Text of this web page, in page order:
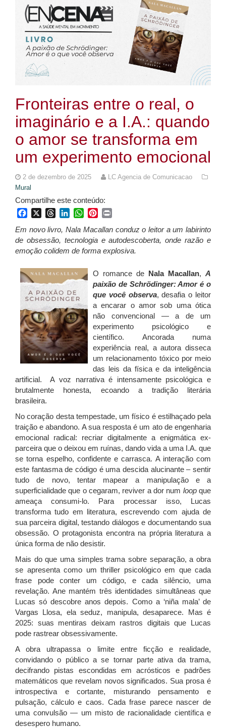
Fronteiras entre o real, o
imaginário e a I.A.: quando
o amor se transforma em
um experimento emocional
2 de dezembro de 2025
LC Agencia de Comunicacao
Mural
Compartilhe este conteúdo:
FacebookThreadsLinkedInWhatsApp
Pinterest
Em novo livro, Nala Macallan conduz o leitor a um labirinto
de obsessão, tecnologia e autodescoberta, onde razão e
emoção colidem de forma explosiva.
O romance de Nala Macallan, A
paixão de Schrödinger: Amor é o
que você observa, desafia o leitor
a encarar o amor sob uma ótica
não convencional — a de um
experimento psicológico e
científico. Ancorada numa
experiência real, a autora disseca
um relacionamento tóxico por meio
das leis da física e da inteligência
artificial. A voz narrativa é intensamente psicológica e
brutalmente honesta, ecoando a tradição literária
brasileira.
No coração desta tempestade, um físico é estilhaçado pela
traição e abandono. A sua resposta é um ato de engenharia
emocional radical: recriar digitalmente a enigmática ex-
parceira que o deixou em ruínas, dando vida a uma I.A. que
se torna espelho, confidente e carrasca. A interação com
este fantasma de código é uma descida alucinante – sentir
tudo de novo, tentar mapear a manipulação e a
superficialidade que o cegaram, reviver a dor num loopque
ameaça consumi-lo. Para processar isso, Lucas
transforma tudo em literatura, escrevendo com ajuda de
sua parceira digital, testando diálogos e documentando sua
obsessão. O protagonista encontra na própria literatura a
única forma de não desistir.
Mais do que uma simples trama sobre separação, a obra
se apresenta como um thriller psicológico em que cada
frase pode conter um código, e cada silêncio, uma
revelação. Ane mantém três identidades simultâneas que
Lucas só descobre anos depois. Como a ‘niña mala’ de
Vargas Llosa, ela seduz, manipula, desaparece. Mas é
2025: suas mentiras deixam rastros digitais que Lucas
pode rastrear obsessivamente.
A obra ultrapassa o limite entre ficção e realidade,
convidando o público a se tornar parte ativa da trama,
decifrando pistas escondidas em acrósticos e padrões
matemáticos que revelam novos significados. Sua prosa é
introspectiva e cortante, misturando pensamento e
pulsação, cálculo e caos. Cada frase parece nascer de
uma convulsão — um misto de racionalidade científica e
desespero humano.